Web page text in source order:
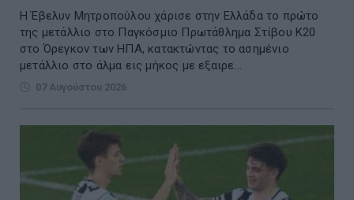
Η Έβελυν Μητροπούλου χάρισε στην Ελλάδα το πρώτο
της μετάλλιο στο Παγκόσμιο Πρωτάθλημα Στίβου Κ20
στο Όρεγκον των ΗΠΑ, κατακτώντας το ασημένιο
μετάλλιο στο άλμα εις μήκος με εξαιρε...
07 Αυγούστου 2026